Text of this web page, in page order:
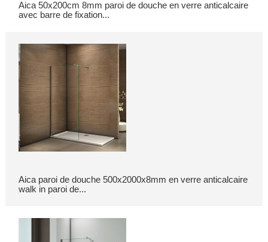
Aica 50x200cm 8mm paroi de douche en verre anticalcaire
avec barre de fixation...
Aica paroi de douche 500x2000x8mm en verre anticalcaire
walk in paroi de...